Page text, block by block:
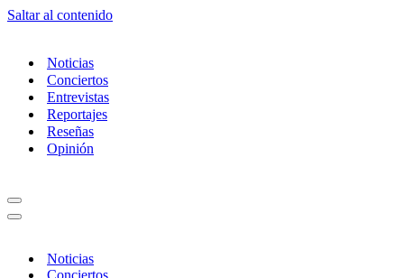
Saltar al contenido
Noticias
Conciertos
Entrevistas
Reportajes
Reseñas
Opinión
Menú
de
Menú
Noticias
Conciertos